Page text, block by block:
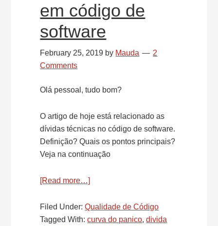
em código de
software
February 25, 2019 by Mauda
2
Comments
Olá pessoal, tudo bom?
O artigo de hoje está relacionado as
dívidas técnicas no código de software.
Definição? Quais os pontos principais?
Veja na continuação
[Read more…]
técnica
em
Filed Under:Qualidade de Código
Tagged With:curva do panico,divida